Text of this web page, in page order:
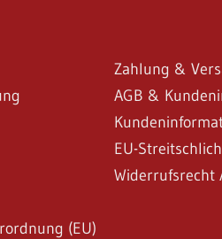
(EU)
Zahlung &
AGB &
EU-
Widerrufsrecht